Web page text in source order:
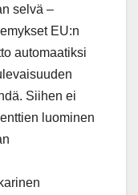
selvä –
EU:n
automaatiksi
Siihen ei
luominen